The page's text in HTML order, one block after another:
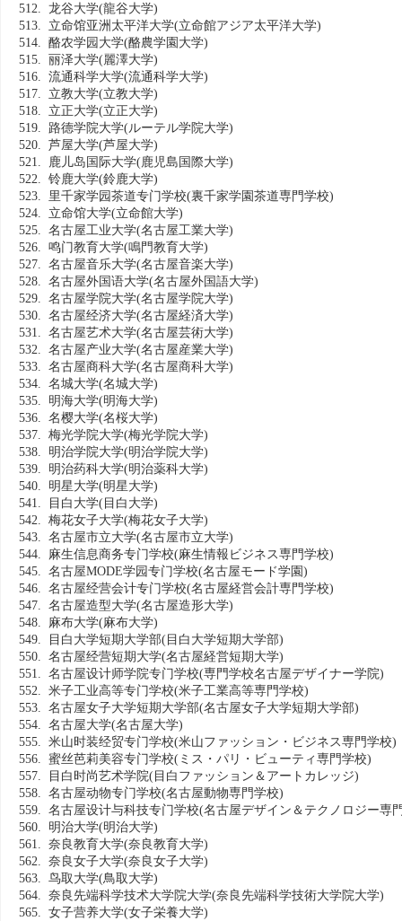
512. 龙谷大学(龍谷大学)
513. 立命馆亚洲太平洋大学(立命館アジア太平洋大学)
514. 酪农学园大学(酪農学園大学)
515. 丽泽大学(麗澤大学)
516. 流通科学大学(流通科学大学)
517. 立教大学(立教大学)
518. 立正大学(立正大学)
519. 路德学院大学(ルーテル学院大学)
520. 芦屋大学(芦屋大学)
521. 鹿儿岛国际大学(鹿児島国際大学)
522. 铃鹿大学(鈴鹿大学)
523. 里千家学园茶道专门学校(裏千家学園茶道専門学校)
524. 立命馆大学(立命館大学)
525. 名古屋工业大学(名古屋工業大学)
526. 鸣门教育大学(鳴門教育大学)
527. 名古屋音乐大学(名古屋音楽大学)
528. 名古屋外国语大学(名古屋外国語大学)
529. 名古屋学院大学(名古屋学院大学)
530. 名古屋经济大学(名古屋経済大学)
531. 名古屋艺术大学(名古屋芸術大学)
532. 名古屋产业大学(名古屋産業大学)
533. 名古屋商科大学(名古屋商科大学)
534. 名城大学(名城大学)
535. 明海大学(明海大学)
536. 名樱大学(名桜大学)
537. 梅光学院大学(梅光学院大学)
538. 明治学院大学(明治学院大学)
539. 明治药科大学(明治薬科大学)
540. 明星大学(明星大学)
541. 目白大学(目白大学)
542. 梅花女子大学(梅花女子大学)
543. 名古屋市立大学(名古屋市立大学)
544. 麻生信息商务专门学校(麻生情報ビジネス専門学校)
545. 名古屋MODE学园专门学校(名古屋モード学園)
546. 名古屋经营会计专门学校(名古屋経営会計専門学校)
547. 名古屋造型大学(名古屋造形大学)
548. 麻布大学(麻布大学)
549. 目白大学短期大学部(目白大学短期大学部)
550. 名古屋经营短期大学(名古屋経営短期大学)
551. 名古屋设计师学院专门学校(専門学校名古屋デザイナー学院)
552. 米子工业高等专门学校(米子工業高等専門学校)
553. 名古屋女子大学短期大学部(名古屋女子大学短期大学部)
554. 名古屋大学(名古屋大学)
555. 米山时装经贸专门学校(米山ファッション・ビジネス専門学校)
556. 蜜丝芭莉美容专门学校(ミス・パリ・ビューティ専門学校)
557. 目白时尚艺术学院(目白ファッション＆アートカレッジ)
558. 名古屋动物专门学校(名古屋動物専門学校)
559. 名古屋设计与科技专门学校(名古屋デザイン＆テクノロジー専
560. 明治大学(明治大学)
561. 奈良教育大学(奈良教育大学)
562. 奈良女子大学(奈良女子大学)
563. 鸟取大学(鳥取大学)
564. 奈良先端科学技术大学院大学(奈良先端科学技術大学院大学)
565. 女子营养大学(女子栄養大学)